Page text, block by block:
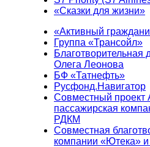
«Сказки для жизни»
«Активный
Группа «Трансойл»
Благотворительная
Олега Леонова
БФ «Татнефть»
Русфонд.Навигатор
Совместный
пассажирская
РДКМ
Совместная
компании «Ютека»